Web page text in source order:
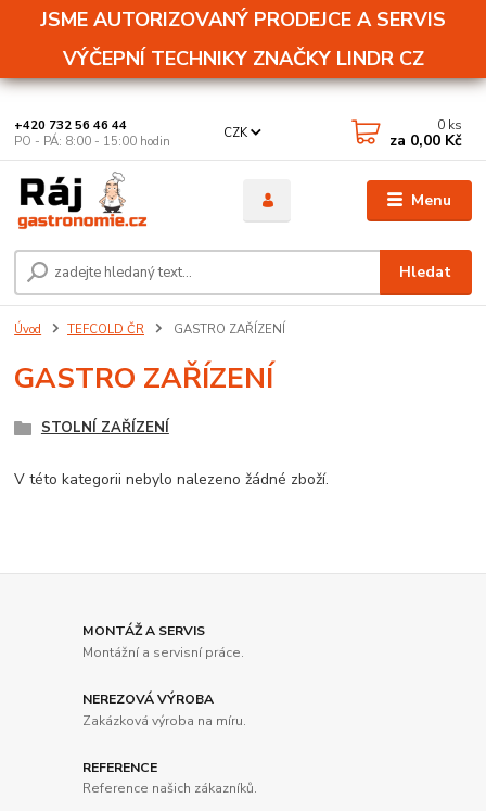
JSME AUTORIZOVANÝ PRODEJCE A SERVIS
VÝČEPNÍ TECHNIKY ZNAČKY LINDR CZ
Menu
CZK
Hledat
+420 732 56 46 44
PO - PÁ: 8:00 - 15:00 hodin
0 ks
za 0,00 Kč
Úvod TEFCOLD ČR GASTRO ZAŘÍZENÍ
GASTRO ZAŘÍZENÍ
STOLNÍ ZAŘÍZENÍ
V této kategorii nebylo nalezeno žádné zboží.
MONTÁŽ A SERVIS
Montážní a servisní práce.
NEREZOVÁ VÝROBA
Zakázková výroba na míru.
REFERENCE
Reference našich zákazníků.